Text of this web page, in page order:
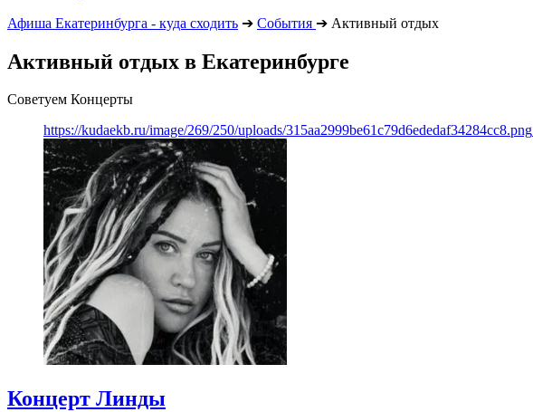
Афиша Екатеринбурга - куда сходить ➔ События ➔ Активный отдых
Активный отдых в Екатеринбурге
Советуем Концерты
https://kudaekb.ru/image/269/250/uploads/315aa2999be61c79d6ededaf34284cc8.png
Концерт Линды